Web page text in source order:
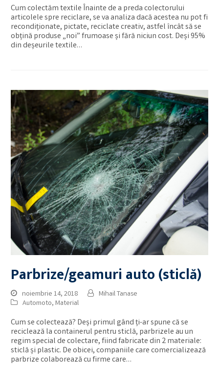
Cum colectăm textile Înainte de a preda colectorului
articolele spre reciclare, se va analiza dacă acestea nu pot fi
recondiționate, pictate, reciclate creativ, astfel încât să se
obțină produse „noi” frumoase și fără niciun cost. Deși 95%
din deșeurile textile…
Parbrize/geamuri auto (sticlă)
noiembrie 14, 2018
Mihail Tanase
Automoto,Material
Cum se colectează? Deși primul gând ți-ar spune că se
reciclează la containerul pentru sticlă, parbrizele au un
regim special de colectare, fiind fabricate din 2 materiale:
sticlă și plastic. De obicei, companiile care comercializează
parbrize colaborează cu firme care…